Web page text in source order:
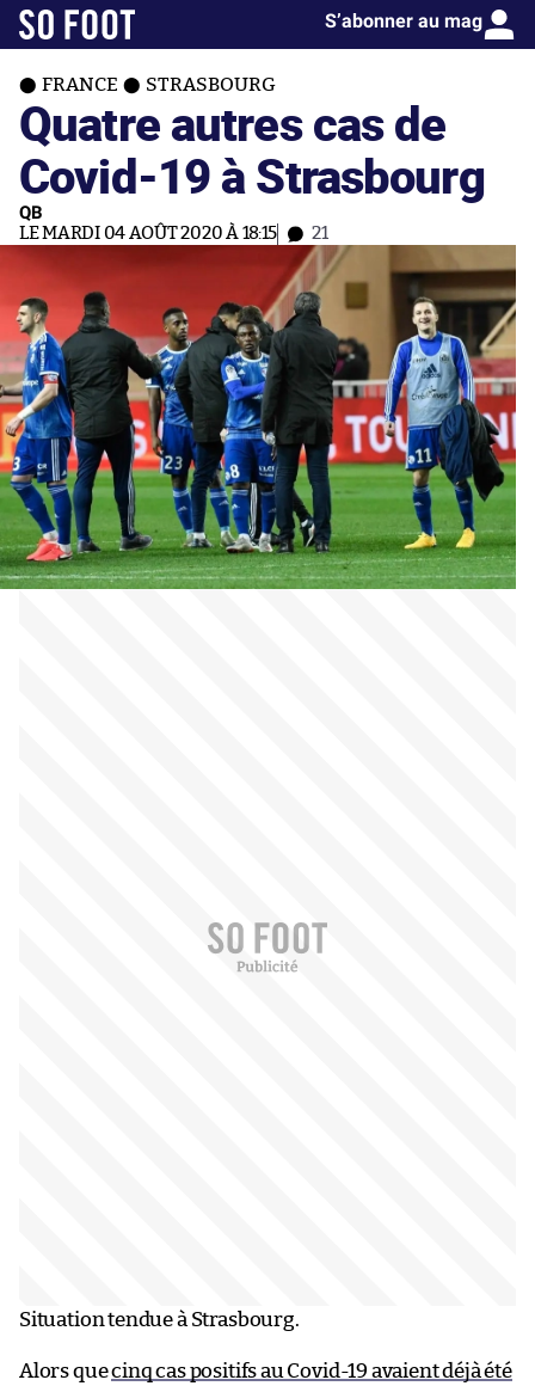
S’abonner au mag
FRANCE STRASBOURG
Quatre autres cas de
Covid-19 à Strasbourg
QB
LE MARDI 04 AOÛT 2020 À 18:15 21
Situation tendue à Strasbourg.
Alors quecinq cas positifs au Covid-19 avaient déjà été